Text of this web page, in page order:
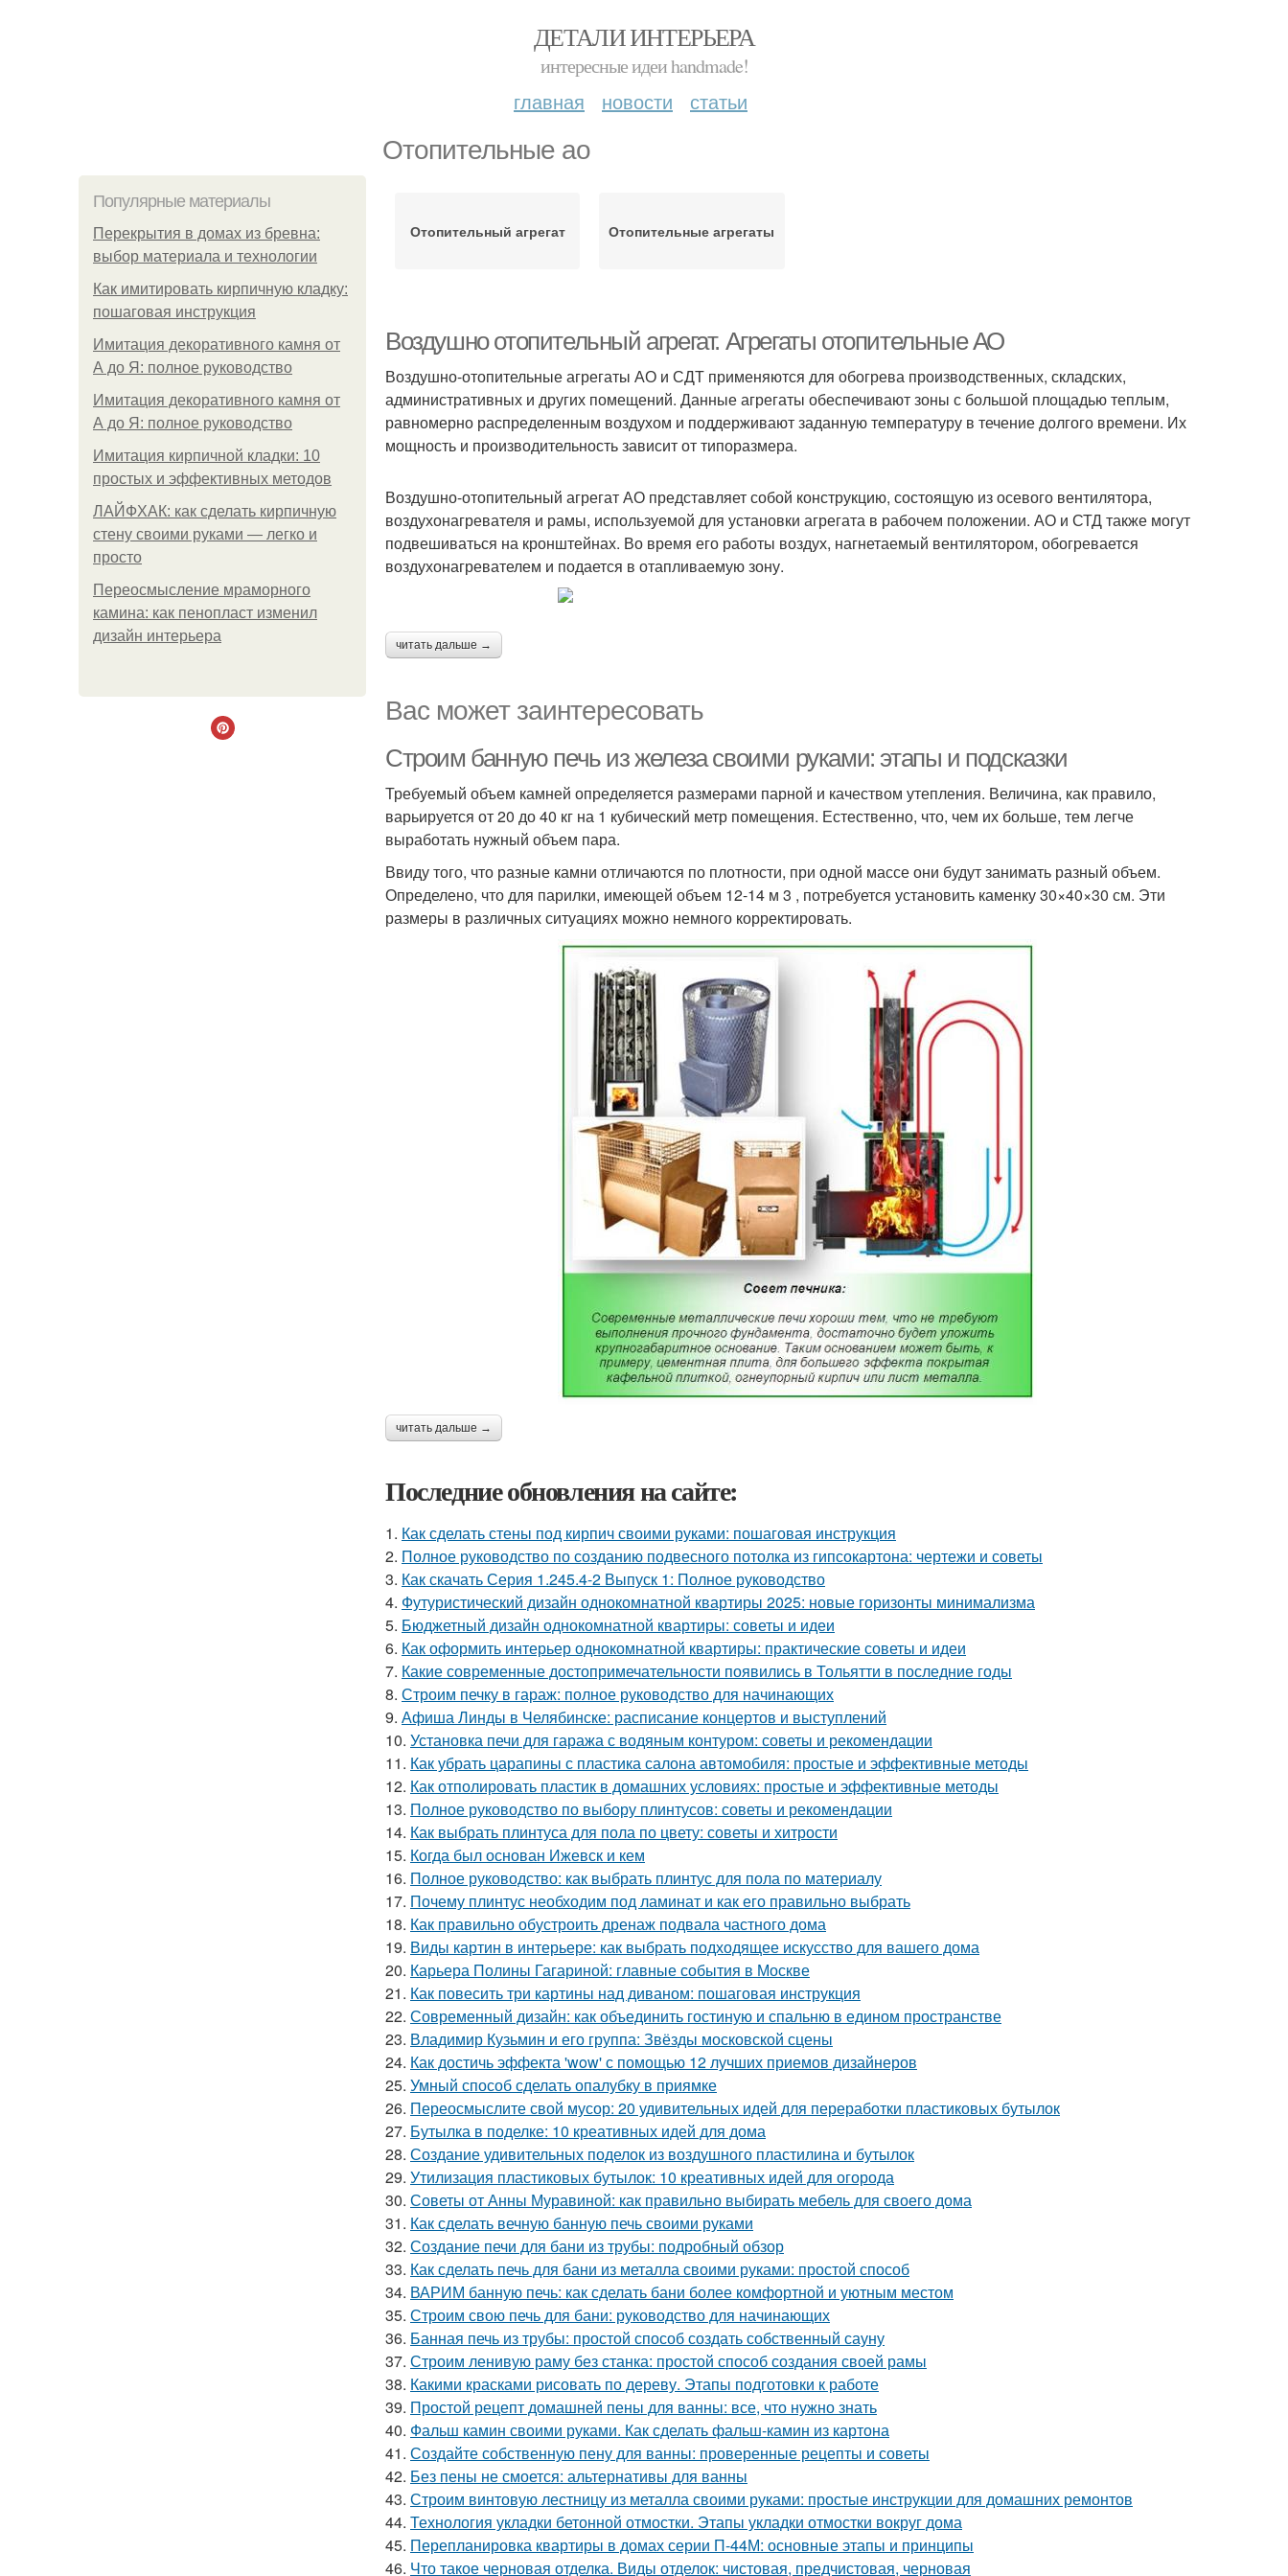
ДЕТАЛИ ИНТЕРЬЕРА
интересные идеи handmade!
главная новости статьи
Отопительные ао
Популярные материалы
Перекрытия в домах из бревна:
выбор материала и технологии
Как имитировать кирпичную кладку:
пошаговая инструкция
Имитация декоративного камня от
А до Я: полное руководство
Имитация декоративного камня от
А до Я: полное руководство
Имитация кирпичной кладки: 10
простых и эффективных методов
ЛАЙФХАК: как сделать кирпичную
стену своими руками — легко и
просто
Переосмысление мраморного
камина: как пенопласт изменил
дизайн интерьера
Отопительный агрегат Отопительные агрегаты
Воздушно отопительный агрегат. Агрегаты отопительные АО
Воздушно-отопительные агрегаты АО и СДТ применяются для обогрева производственных, складских,
административных и других помещений. Данные агрегаты обеспечивают зоны с большой площадью теплым,
равномерно распределенным воздухом и поддерживают заданную температуру в течение долгого времени. Их
мощность и производительность зависит от типоразмера.
Воздушно-отопительный агрегат АО представляет собой конструкцию, состоящую из осевого вентилятора,
воздухонагревателя и рамы, используемой для установки агрегата в рабочем положении. АО и СТД также могут
подвешиваться на кронштейнах. Во время его работы воздух, нагнетаемый вентилятором, обогревается
воздухонагревателем и подается в отапливаемую зону.
читать дальше →
Вас может заинтересовать
Строим банную печь из железа своими руками: этапы и подсказки
Требуемый объем камней определяется размерами парной и качеством утепления. Величина, как правило,
варьируется от 20 до 40 кг на 1 кубический метр помещения. Естественно, что, чем их больше, тем легче
выработать нужный объем пара.
Ввиду того, что разные камни отличаются по плотности, при одной массе они будут занимать разный объем.
Определено, что для парилки, имеющей объем 12-14 м 3 , потребуется установить каменку 30×40×30 см. Эти
размеры в различных ситуациях можно немного корректировать.
читать дальше →
Последние обновления на сайте:
1. Как сделать стены под кирпич своими руками: пошаговая инструкция
2. Полное руководство по созданию подвесного потолка из гипсокартона: чертежи и советы
3. Как скачать Серия 1.245.4-2 Выпуск 1: Полное руководство
4. Футуристический дизайн однокомнатной квартиры 2025: новые горизонты минимализма
5. Бюджетный дизайн однокомнатной квартиры: советы и идеи
6. Как оформить интерьер однокомнатной квартиры: практические советы и идеи
7. Какие современные достопримечательности появились в Тольятти в последние годы
8. Строим печку в гараж: полное руководство для начинающих
9. Афиша Линды в Челябинске: расписание концертов и выступлений
10. Установка печи для гаража с водяным контуром: советы и рекомендации
11. Как убрать царапины с пластика салона автомобиля: простые и эффективные методы
12. Как отполировать пластик в домашних условиях: простые и эффективные методы
13. Полное руководство по выбору плинтусов: советы и рекомендации
14. Как выбрать плинтуса для пола по цвету: советы и хитрости
15. Когда был основан Ижевск и кем
16. Полное руководство: как выбрать плинтус для пола по материалу
17. Почему плинтус необходим под ламинат и как его правильно выбрать
18. Как правильно обустроить дренаж подвала частного дома
19. Виды картин в интерьере: как выбрать подходящее искусство для вашего дома
20. Карьера Полины Гагариной: главные события в Москве
21. Как повесить три картины над диваном: пошаговая инструкция
22. Современный дизайн: как объединить гостиную и спальню в едином пространстве
23. Владимир Кузьмин и его группа: Звёзды московской сцены
24. Как достичь эффекта 'wow' с помощью 12 лучших приемов дизайнеров
25. Умный способ сделать опалубку в приямке
26. Переосмыслите свой мусор: 20 удивительных идей для переработки пластиковых бутылок
27. Бутылка в поделке: 10 креативных идей для дома
28. Создание удивительных поделок из воздушного пластилина и бутылок
29. Утилизация пластиковых бутылок: 10 креативных идей для огорода
30. Советы от Анны Муравиной: как правильно выбирать мебель для своего дома
31. Как сделать вечную банную печь своими руками
32. Создание печи для бани из трубы: подробный обзор
33. Как сделать печь для бани из металла своими руками: простой способ
34. ВАРИМ банную печь: как сделать бани более комфортной и уютным местом
35. Строим свою печь для бани: руководство для начинающих
36. Банная печь из трубы: простой способ создать собственный сауну
37. Строим ленивую раму без станка: простой способ создания своей рамы
38. Какими красками рисовать по дереву. Этапы подготовки к работе
39. Простой рецепт домашней пены для ванны: все, что нужно знать
40. Фальш камин своими руками. Как сделать фальш-камин из картона
41. Создайте собственную пену для ванны: проверенные рецепты и советы
42. Без пены не смоется: альтернативы для ванны
43. Строим винтовую лестницу из металла своими руками: простые инструкции для домашних ремонтов
44. Технология укладки бетонной отмостки. Этапы укладки отмостки вокруг дома
45. Перепланировка квартиры в домах серии П-44М: основные этапы и принципы
46. Что такое черновая отделка. Виды отделок: чистовая, предчистовая, черновая